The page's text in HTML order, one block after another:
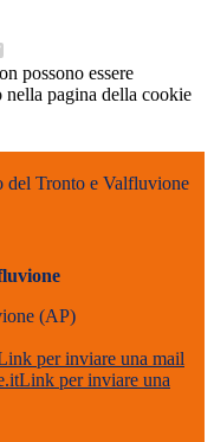
possono essere
pagina della cookie
del Tronto e Valfluvione
(AP)
per inviare una mail
Link per inviare una